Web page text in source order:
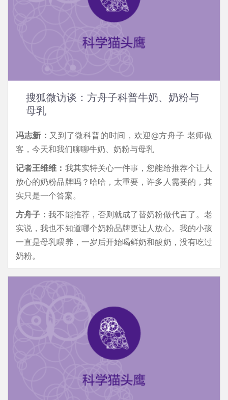
搜狐微访谈：方舟子科普牛奶、奶粉与
母乳
冯志新： 又到了微科普的时间，欢迎@方舟子 老师做
客，今天和我们聊聊牛奶、奶粉与母乳
记者王维维： 我其实特关心一件事，您能给推荐个让人
放心的奶粉品牌吗？哈哈，太重要，许多人需要的，其
实只是一个答案。
方舟子：我不能推荐，否则就成了替奶粉做代言了。老
实说，我也不知道哪个奶粉品牌更让人放心。我的小孩
一直是母乳喂养，一岁后开始喝鲜奶和酸奶，没有吃过
奶粉。